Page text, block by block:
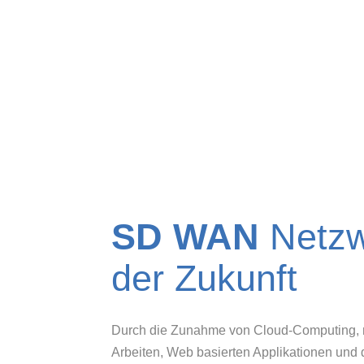
SD WAN
der Zukunft
Durch die Zunahme von Cloud-Computing,
Arbeiten, Web basierten Applikationen und